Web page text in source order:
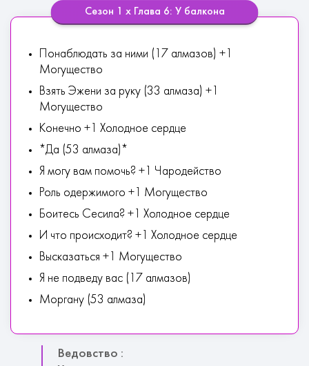
Сезон 1 х Глава 6: У балкона
Понаблюдать за ними (17 алмазов) +1
Могущество
Взять Эжени за руку (33 алмаза) +1
Могущество
Конечно +1 Холодное сердце
*Да (53 алмаза)*
Я могу вам помочь? +1 Чародейство
Роль одержимого +1 Могущество
Боитесь Сесила? +1 Холодное сердце
И что происходит? +1 Холодное сердце
Высказаться +1 Могущество
Я не подведу вас (17 алмазов)
Моргану (53 алмаза)
Ведовство :